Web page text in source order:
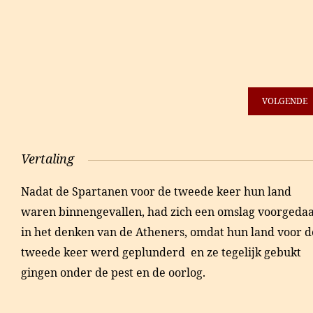
VOLGENDE
Vertaling
Nadat de Spartanen voor de tweede keer hun land
waren binnengevallen, had zich een omslag
in het denken van de Atheners, omdat hun land voor
tweede keer werd geplunderd en ze tegelijk gebukt
gingen onder de pest en de oorlog.